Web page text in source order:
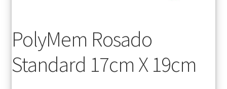
PolyMem Rosado
Standard 17cm X 19cm